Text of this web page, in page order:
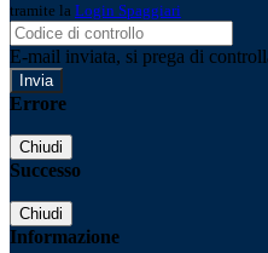
tramite la Login Spaggiari
E-mail inviata, si prega di
Errore
Chiudi
Successo
Chiudi
Informazione